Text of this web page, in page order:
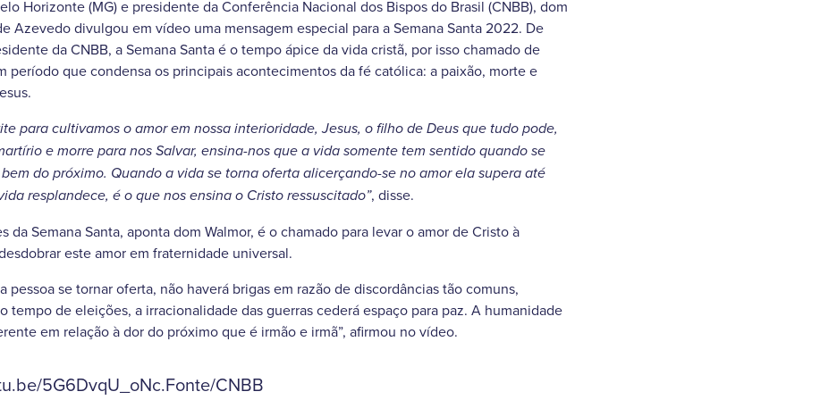
Horizonte (MG) e presidente da Conferência Nacional dos Bispos do Brasil (CNBB), dom
Azevedo divulgou em vídeo uma mensagem especial para a Semana Santa 2022. De
da CNBB, a Semana Santa é o tempo ápice da vida cristã, por isso chamado de
período que condensa os principais acontecimentos da fé católica: a paixão, morte e
para cultivamos o amor em nossa interioridade, Jesus, o filho de Deus que tudo pode,
e morre para nos Salvar, ensina-nos que a vida somente tem sentido quando se
do próximo. Quando a vida se torna oferta alicerçando-se no amor ela supera até
resplandece, é o que nos ensina o Cristo ressuscitado”, disse.
da Semana Santa, aponta dom Walmor, é o chamado para levar o amor de Cristo à
este amor em fraternidade universal.
pessoa se tornar oferta, não haverá brigas em razão de discordâncias tão comuns,
tempo de eleições, a irracionalidade das guerras cederá espaço para paz. A humanidade
em relação à dor do próximo que é irmão e irmã”, afirmou no vídeo.
5G6DvqU_oNc.Fonte/CNBB